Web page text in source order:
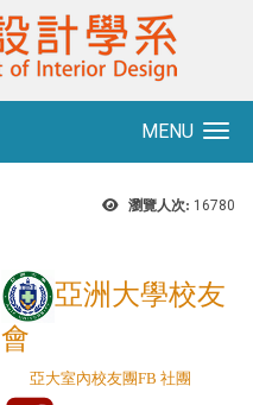
MENU
瀏覽人次: 16780
亞洲大學校友
會
亞大室內校友團FB 社團